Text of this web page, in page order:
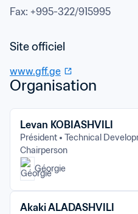
Fax: +995-322/915995
www.gff.ge
Organisation
Levan KOBIASHVILI
Président
Technical
Chairperson
Géorgie
Akaki ALADASHVILI